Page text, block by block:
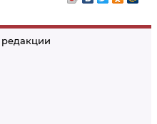
изготовления
порнографических
материалов или